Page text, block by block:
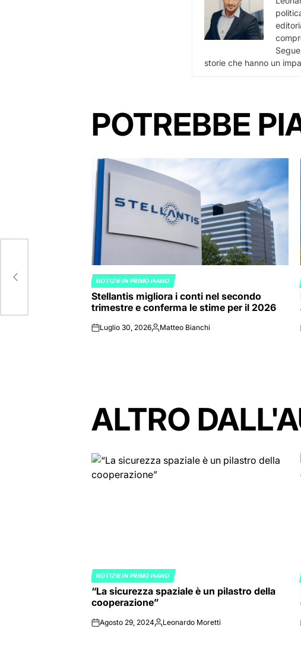
storie che hanno un
POTREBBE
POSTED
IN
NOTIZIE IN PRIMO PIANO
Stellantis migliora i conti nel secondo
trimestre e conferma le stime per il 2026
onLuglio 30, 2026Posted
Matteo Bianchi
ALTRO
POSTED
IN
NOTIZIE IN PRIMO PIANO
“La sicurezza spaziale è un pilastro della
cooperazione”
onAgosto 29, 2024Posted
Leonardo Moretti